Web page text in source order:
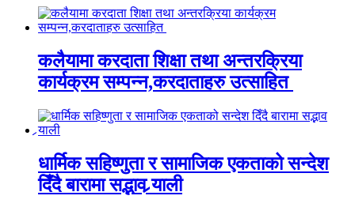
कलैयामा करदाता शिक्षा तथा अन्तरक्रिया
कार्यक्रम सम्पन्न,करदाताहरु उत्साहित
धार्मिक सहिष्णुता र सामाजिक एकताको सन्देश
दिँदै बारामा सद्भाव र्‍याली